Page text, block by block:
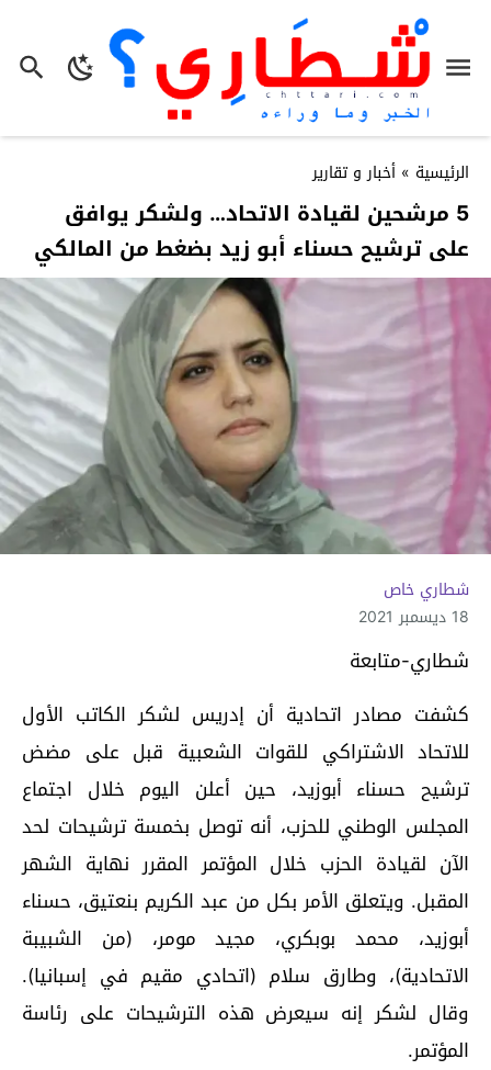
الرئيسية » أخبار و تقارير
5 مرشحين لقيادة الاتحاد… ولشكر يوافق
على ترشيح حسناء أبو زيد بضغط من المالكي
شطاري خاص
18 ديسمبر 2021
شطاري-متابعة
كشفت مصادر اتحادية أن إدريس لشكر الكاتب الأول
للاتحاد الاشتراكي للقوات الشعبية قبل على مضض
ترشيح حسناء أبوزيد، حين أعلن اليوم خلال اجتماع
المجلس الوطني للحزب، أنه توصل بخمسة ترشيحات لحد
الآن لقيادة الحزب خلال المؤتمر المقرر نهاية الشهر
المقبل. ويتعلق الأمر بكل من عبد الكريم بنعتيق، حسناء
أبوزيد، محمد بوبكري، مجيد مومر، (من الشبيبة
الاتحادية)، وطارق سلام (اتحادي مقيم في إسبانيا).
وقال لشكر إنه سيعرض هذه الترشيحات على رئاسة
المؤتمر.